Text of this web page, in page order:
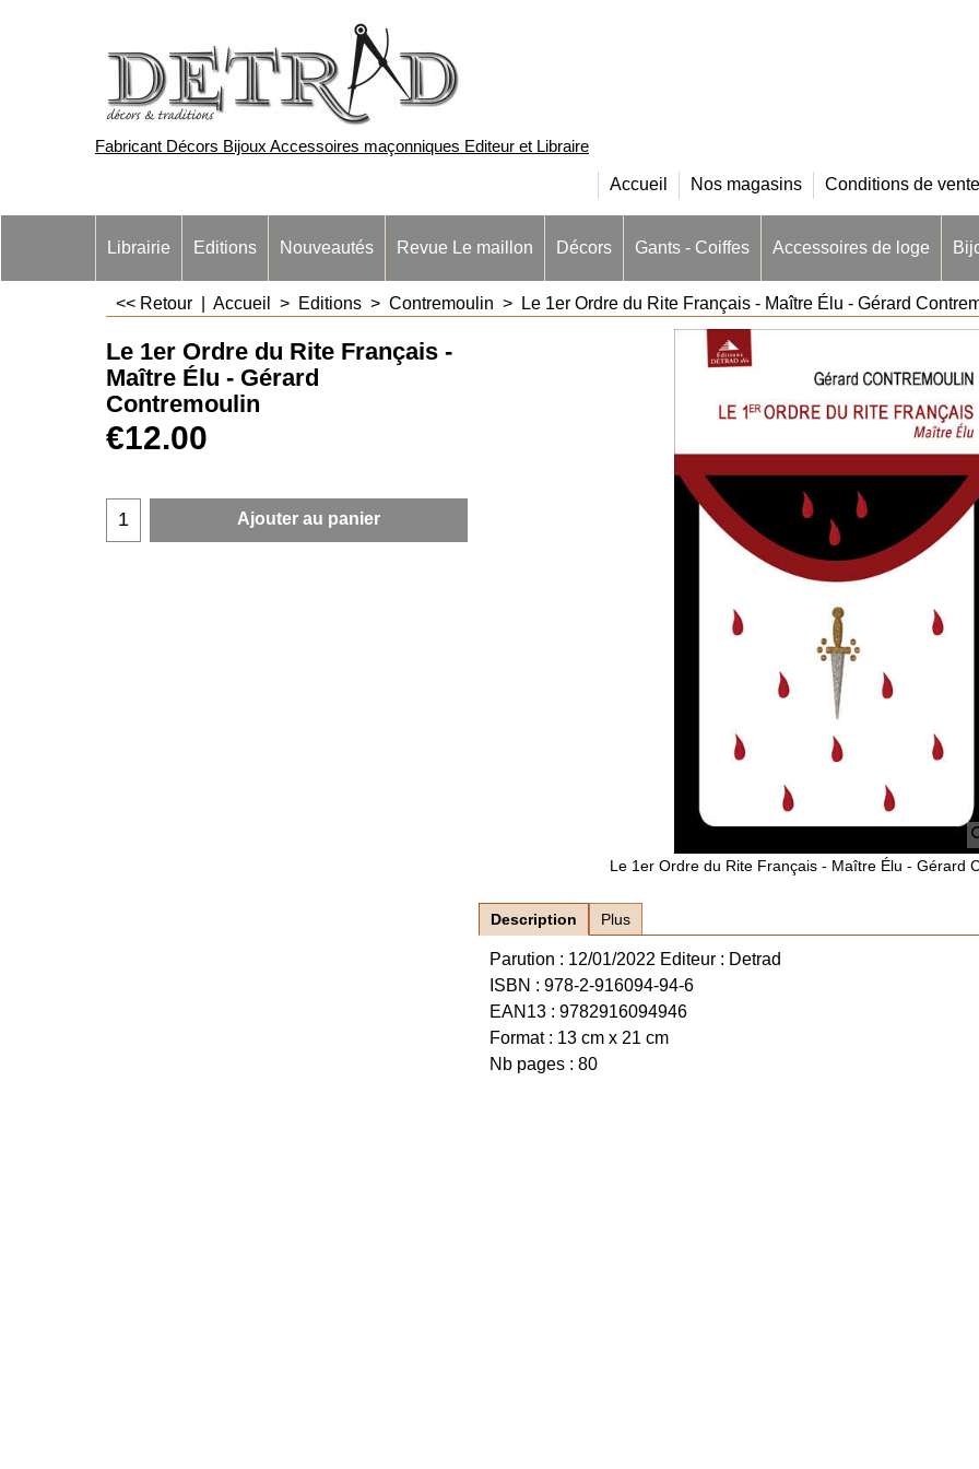
Fabricant Décors Bijoux Accessoires maçonniques Editeur et Libraire
Accueil Nos magasins Conditions de vente
Librairie Editions Nouveautés Revue Le maillon Décors Gants - Coiffes Accessoires de loge
<< Retour Accueil > Editions > Contremoulin > Le 1er Ordre du Rite Français - Maître Élu - Gérard
Le 1er Ordre du Rite Français - Maître Élu - Gérard
Le 1er Ordre du Rite Français -
Maître Élu - Gérard
Contremoulin
€12.00
Ajouter au panier
Description Plus
Parution : 12/01/2022 Editeur : Detrad
ISBN : 978-2-916094-94-6
EAN13 : 9782916094946
Format : 13 cm x 21 cm
Nb pages : 80